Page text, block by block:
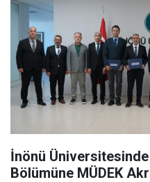
İnönü
Bölümüne MÜDEK